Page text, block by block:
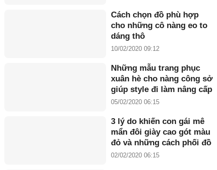
Cách chọn đồ phù hợp
cho những cô nàng eo to
dáng thô
10/02/2020 09:12
Những mẫu trang phục
xuân hè cho nàng công sở
giúp style đi làm nâng cấp
ngoạn mục
05/02/2020 06:15
3 lý do khiến con gái mê
mẩn đôi giày cao gót màu
đỏ và những cách phối đồ
'đỉnh' nhất
02/02/2020 06:15